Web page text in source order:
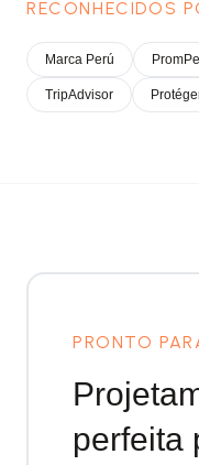
RECONHECIDOS
Marca Perú
TripAdvisor
PRONTO
perfeita